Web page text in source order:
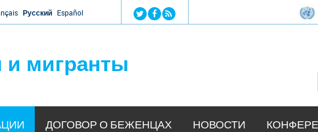
Jump to navigation
Русский Español
мигранты
ДОГОВОР О БЕЖЕНЦАХ НОВОСТИ